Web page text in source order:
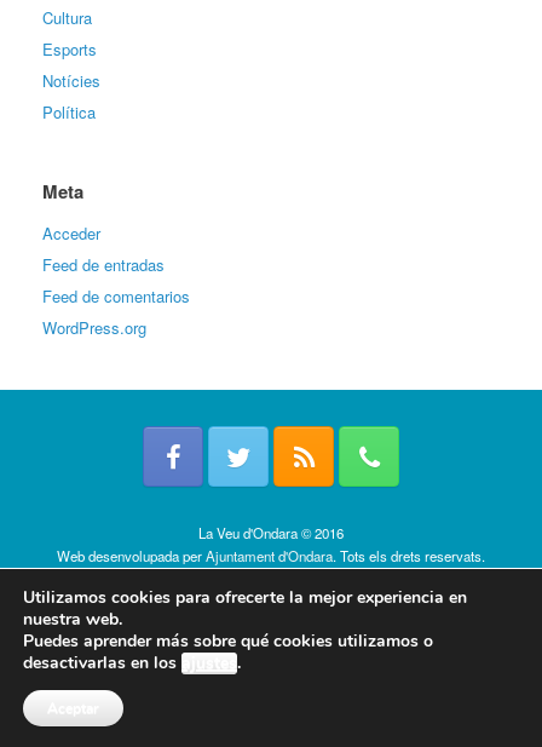
Cultura
Esports
Notícies
Política
Meta
Acceder
Feed de entradas
Feed de comentarios
WordPress.org
La Veu d'Ondara © 2016
Web desenvolupada perAjuntament d'Ondara. Tots els drets reservats.
Utilizamos cookies para ofrecerte la mejor experiencia en
nuestra web.
Puedes aprender más sobre qué cookies utilizamos o
desactivarlas en los ajustes.